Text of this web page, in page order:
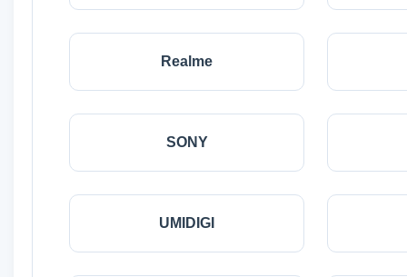
Realme
SONY
UMIDIGI